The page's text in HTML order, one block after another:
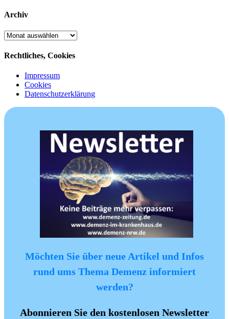
Archiv
Archiv
Rechtliches, Cookies
Impressum
Cookies
Datenschutzerklärung
Möchten Sie über neue Artikel und Infos
rund ums Thema Demenz informiert
werden?
Abonnieren Sie den kostenlosen Newsletter